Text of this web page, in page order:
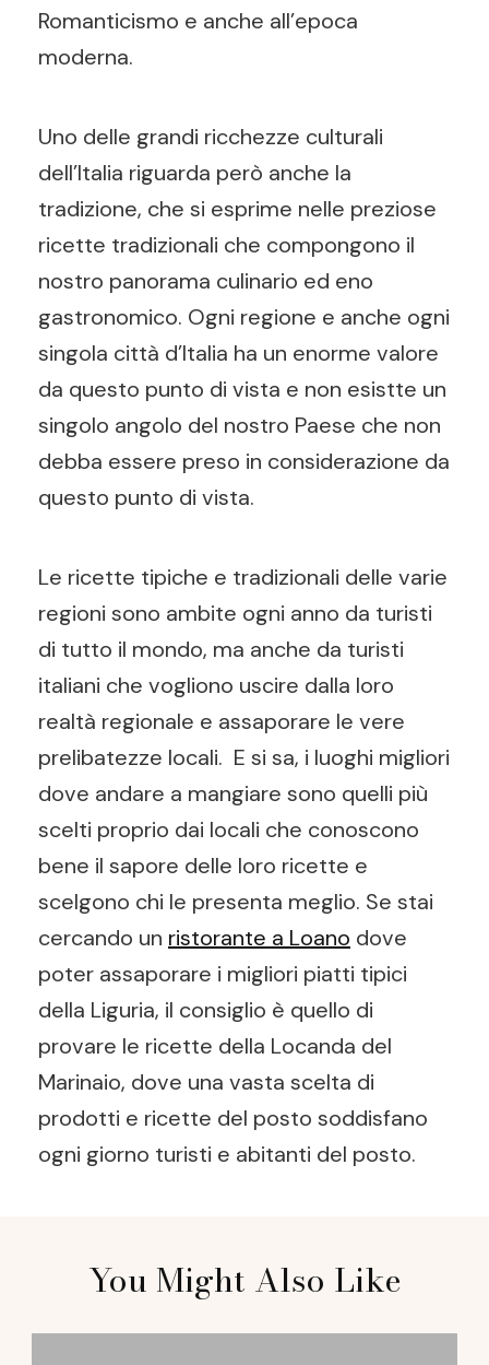
Romanticismo e anche all’epoca
moderna.
Uno delle grandi ricchezze culturali
dell’Italia riguarda però anche la
tradizione, che si esprime nelle preziose
ricette tradizionali che compongono il
nostro panorama culinario ed eno
gastronomico. Ogni regione e anche ogni
singola città d’Italia ha un enorme valore
da questo punto di vista e non esistte un
singolo angolo del nostro Paese che non
debba essere preso in considerazione da
questo punto di vista.
Le ricette tipiche e tradizionali delle varie
regioni sono ambite ogni anno da turisti
di tutto il mondo, ma anche da turisti
italiani che vogliono uscire dalla loro
realtà regionale e assaporare le vere
prelibatezze locali. E si sa, i luoghi migliori
dove andare a mangiare sono quelli più
scelti proprio dai locali che conoscono
bene il sapore delle loro ricette e
scelgono chi le presenta meglio. Se stai
cercando un ristorante a Loano dove
poter assaporare i migliori piatti tipici
della Liguria, il consiglio è quello di
provare le ricette della Locanda del
Marinaio, dove una vasta scelta di
prodotti e ricette del posto soddisfano
ogni giorno turisti e abitanti del posto.
Navigation
You Might Also Like